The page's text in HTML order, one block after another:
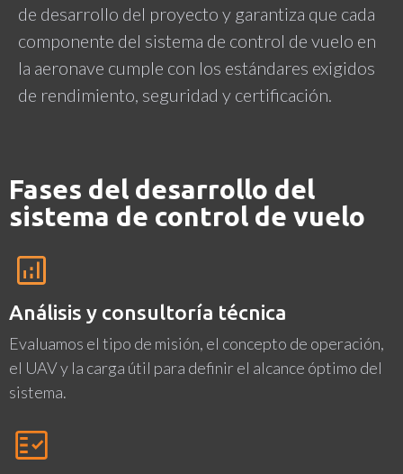
de desarrollo del proyecto y garantiza que cada
componente del sistema de control de vuelo en
la aeronave cumple con los estándares exigidos
de rendimiento, seguridad y certificación.
Fases del desarrollo del
sistema de control de vuelo
Análisis y consultoría técnica
Evaluamos el tipo de misión, el concepto de operación,
el UAV y la carga útil para definir el alcance óptimo del
sistema.